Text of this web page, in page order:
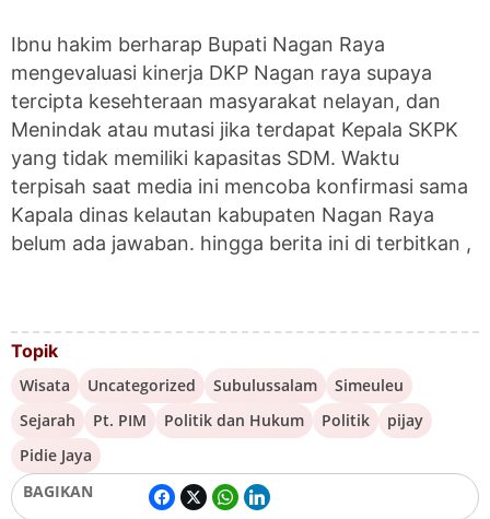
‎Ibnu hakim berharap Bupati Nagan Raya
mengevaluasi kinerja DKP Nagan raya supaya
tercipta kesehteraan masyarakat nelayan, dan
Menindak atau mutasi jika terdapat Kepala SKPK
yang tidak memiliki kapasitas SDM. Waktu
terpisah saat media ini mencoba konfirmasi sama
Kapala dinas kelautan kabupaten Nagan Raya
belum ada jawaban. hingga berita ini di terbitkan ,
Topik
Wisata Uncategorized Subulussalam
Simeuleu
Sejarah
Pt. PIM Politik dan Hukum Politik
pijay
Pidie Jaya
BAGIKAN